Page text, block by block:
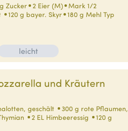
Zucker 2 Eier (M)
Mark 1/2
120 g bayer. Skyr
180 g Mehl Typ
leicht
und Kräutern
geschält
300 g rote Pflaumen,
2 EL Himbeeressig
120 g